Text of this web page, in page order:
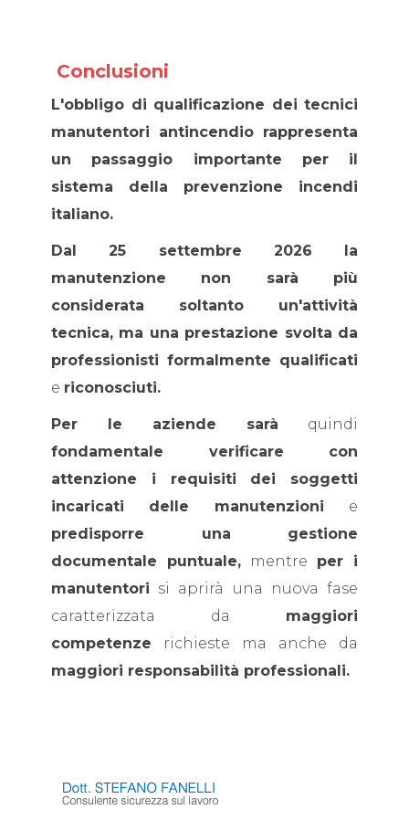
Conclusioni
L'obbligo di qualificazione dei tecnici
manutentori antincendio rappresenta
un passaggio importante per il
sistema della prevenzione incendi
italiano.
Dal 25 settembre 2026 la
manutenzione non sarà più
considerata soltanto un'attività
tecnica, ma una prestazione svolta da
professionisti formalmente qualificati
e riconosciuti.
Per le aziende sarà quindi
fondamentale verificare con
attenzione i requisiti dei soggetti
incaricati delle manutenzioni e
predisporre una gestione
documentale puntuale, mentre per i
manutentori si aprirà una nuova fase
caratterizzata da maggiori
competenze richieste ma anche da
maggiori responsabilità professionali.